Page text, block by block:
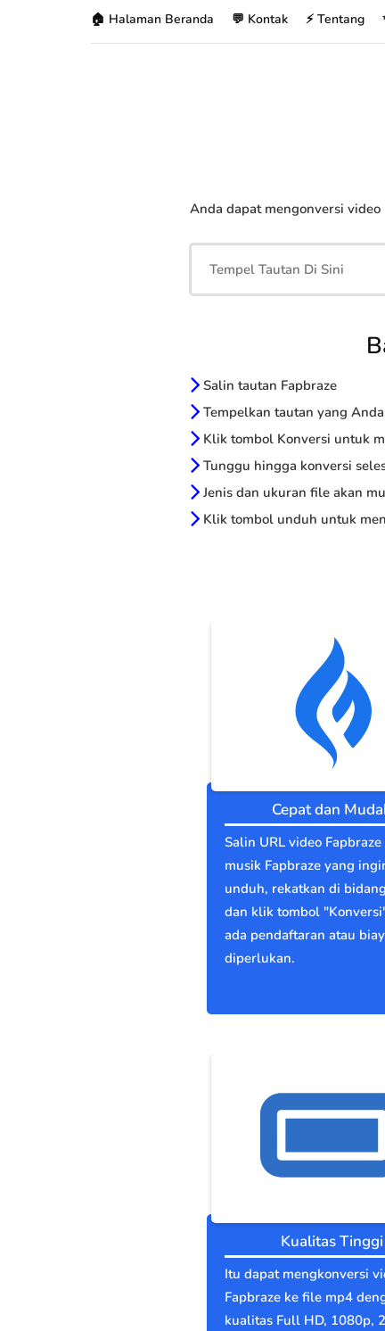
🏠 Halaman Beranda 💬 Kontak ⚡ Tentang
Anda dapat mengonversi video
Salin tautan Fapbraze
Tempelkan tautan yang
Klik tombol Konversi untuk
Tunggu hingga konversi
Jenis dan ukuran file akan
Klik tombol unduh untuk
Cepat dan
Salin URL video Fapbraze
musik Fapbraze yang
unduh, rekatkan di
dan klik tombol
ada pendaftaran atau
diperlukan.
Kualitas Tinggi
Itu dapat mengkonversi
Fapbraze ke file mp4
kualitas Full HD, 1080p,